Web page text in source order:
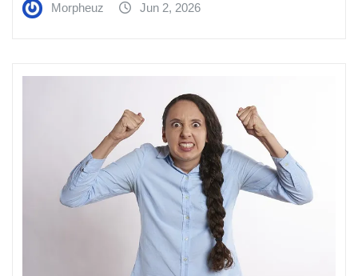
Morpheuz Jun 2, 2026